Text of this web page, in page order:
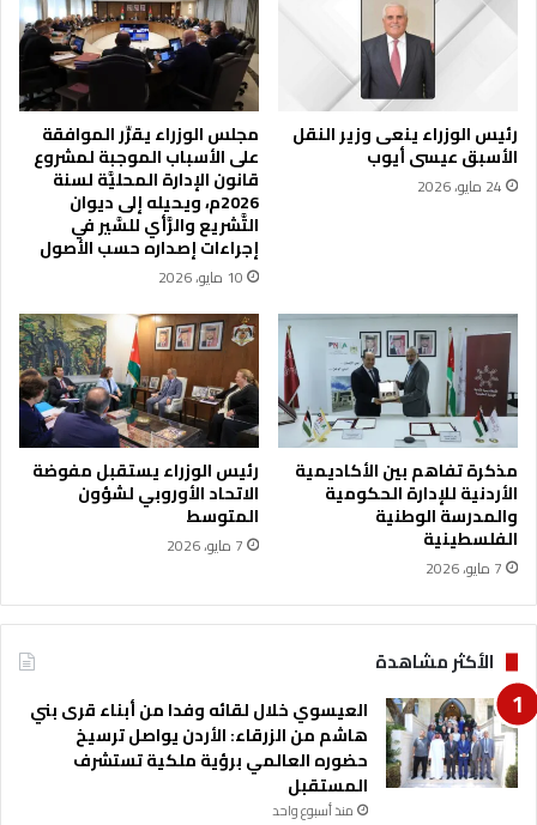
ت
ض
ر
ا
ل
و
م
ر
ك
ب
ت
ي
ن
خ
ل
ض
ض
ل
0
0
ج
ا
م
ع
ة
ف
ا
ل
ع
ا
ل
م
رئيس الوزراء ينعى وزير النقل
الأسبق عيسى أيوب
24 مايو، 2026
مجلس الوزراء يقرِّر الموافقة
على الأسباب الموجبة لمشروع
قانون الإدارة المحليَّة لسنة
2026م، ويحيله إلى ديوان
التَّشريع والرَّأي للسَّير في
إجراءات إصداره حسب الأصول
10 مايو، 2026
مذكرة تفاهم بين الأكاديمية
الأردنية للإدارة الحكومية
والمدرسة الوطنية
الفلسطينية
7 مايو، 2026
رئيس الوزراء يستقبل مفوضة
الاتحاد الأوروبي لشؤون
المتوسط
7 مايو، 2026
الأكثر مشاهدة
العيسوي خلال لقائه وفدا من أبناء قرى بني
هاشم من الزرقاء: الأردن يواصل ترسيخ
حضوره العالمي برؤية ملكية تستشرف
المستقبل
منذ أسبوع واحد